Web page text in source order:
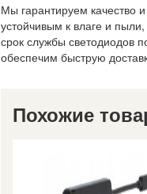
Мы гарантируем качество
устойчивым к влаге и
срок службы светодиодов
обеспечим быструю
Похожие